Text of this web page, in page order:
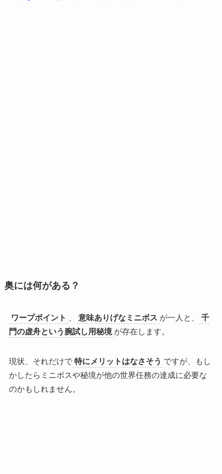
奥には何がある？
ワープポイント 意味ありげなミニボス が一人と、
千
門の虚舟という腕試し用秘境 が存在します。
現状、それだけで 特にメリットはなさそう ですが、もし
かしたらミニボスや秘境が他の世界任務の達成に必要な
のかもしれません。